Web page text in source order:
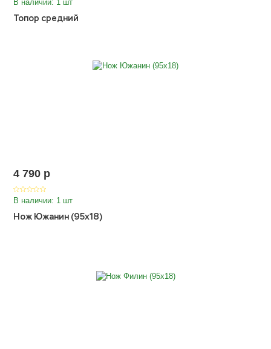
В наличии: 1 шт
Топор средний
4 790 p
В наличии: 1 шт
Нож Южанин (95х18)